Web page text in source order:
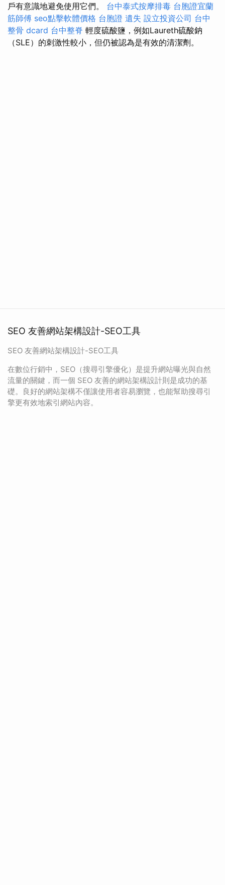
戶有意識地避免使用它們。 台中泰式按摩排毒 台胞證宜蘭
筋師傅 seo點擊軟體價格 台胞證 遺失 設立投資公司 台中
整骨 dcard 台中整脊 輕度硫酸鹽，例如Laureth硫酸鈉
（SLE）的刺激性較小，但仍被認為是有效的清潔劑。
SEO 友善網站架構設計-SEO工具
SEO 友善網站架構設計-SEO工具
在數位行銷中，SEO（搜尋引擎優化）是提升網站曝光與自然
流量的關鍵，而一個 SEO 友善的網站架構設計則是成功的基
礎。良好的網站架構不僅讓使用者容易瀏覽，也能幫助搜尋引
擎更有效地索引網站內容。